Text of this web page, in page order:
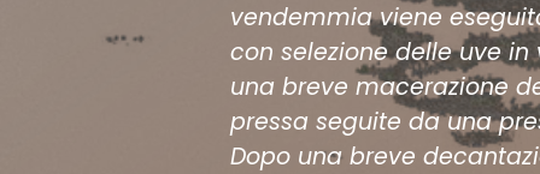
vendemmia viene
con selezione delle uve in
una breve macerazione
pressa seguite da una
Dopo una breve